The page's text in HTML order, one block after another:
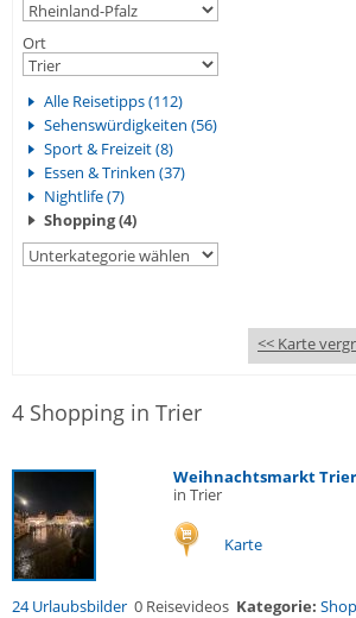
Ort
Alle Reisetipps (112)
Sehenswürdigkeiten (56)
Sport & Freizeit (8)
Essen & Trinken (37)
Nightlife (7)
Shopping (4)
<< Karte
4 Shopping in Trier
Weihnachtsmarkt Trier
in Trier
Karte
24 Urlaubsbilder 0 Reisevideos Kategorie: